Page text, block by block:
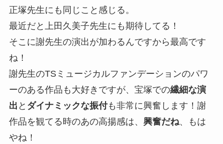
正塚先生にも同じこと感じる。
最近だと上田久美子先生にも期待してる！
そこに謝先生の演出が加わるんですから最高です
ね！
謝先生のTSミュージカルファンデーションのパワ
ーのある作品も大好きですが、宝塚での繊細な演
出 と ダイナミックな振付も非常に興奮します！謝
作品を観てる時のあの高揚感は、 興奮だね、もは
やね！